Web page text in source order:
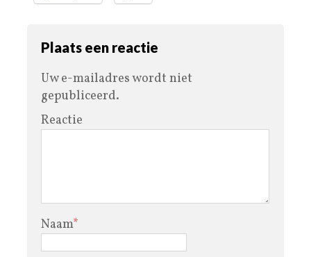
Plaats een reactie
Uw e-mailadres wordt niet
gepubliceerd.
Reactie
Naam*